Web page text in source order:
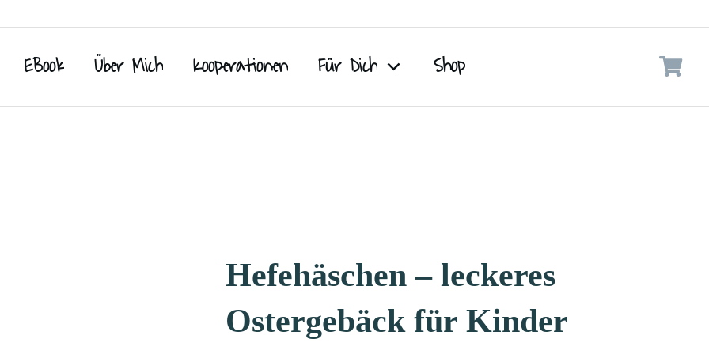
EBook Über Mich Kooperationen Für Dich Shop
Hefehäschen – leckeres
Ostergebäck für Kinder